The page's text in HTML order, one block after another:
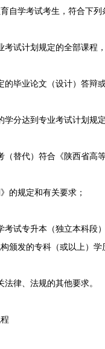
学考试考生，符合下列
试计划规定的全部课程，
毕业论文（设计）答辩或
分达到专业考试计划规定
替代）符合《陕西省高
规定和有关要求；
试专升本（独立本科段）
颁发的专科（或以上）学
律、法规的其他要求。